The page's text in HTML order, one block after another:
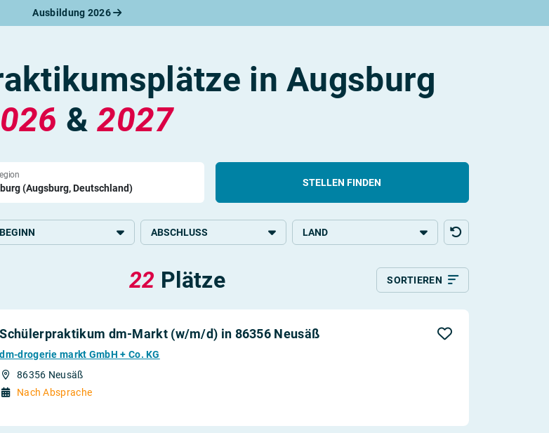
Ausbildung 2026
in Augsburg
&2027
STELLEN FINDEN
BEGINN ABSCHLUSS
Mittlere Schulbildung
LAND
22 Plätze SORTIEREN
Schülerpraktikum dm-Markt (w/m/d) in 86356 Neusäß
dm-drogerie markt GmbH + Co. KG
86356 Neusäß
Nach Absprache